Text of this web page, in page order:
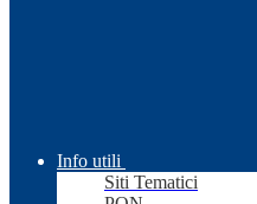
Info utili
Siti Tematici